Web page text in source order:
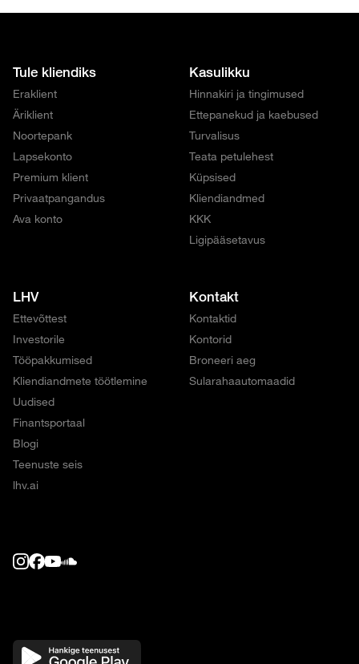
Tule kliendiks
Eraklient
Äriklient
Noortepank
Lapsekonto
Premium klient
Privaatpangandus
Ava konto
Kasulikku
Hinnakiri ja tingimused
Ettepanekud ja kaebused
Turvalisus
Teata petulehest
Küpsised
Kliendiandmed
KKK
Ligipääsetavus
LHV
Ettevõttest
Investorile
Tööpakkumised
Kliendiandmete töötlemine
Uudised
Finantsportaal
Blogi
Teenuste seis
lhv.ai
Kontakt
Kontaktid
Kontorid
Broneeri aeg
Sularahaautomaadid